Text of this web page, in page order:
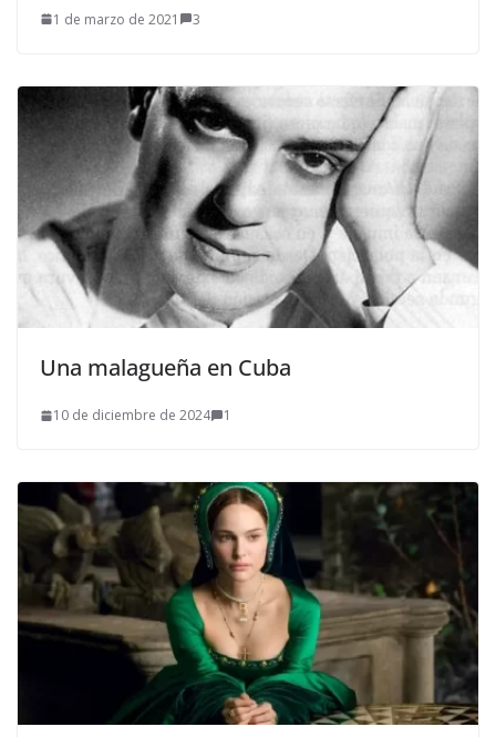
1 de marzo de 2021 3
Una malagueña en Cuba
10 de diciembre de 2024 1